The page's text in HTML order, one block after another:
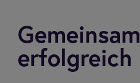
Gemeinsam
erfolgreich